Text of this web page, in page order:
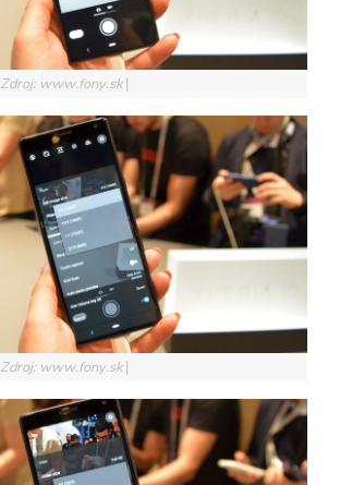
Zdroj: www.fony.sk
Zdroj: www.fony.sk